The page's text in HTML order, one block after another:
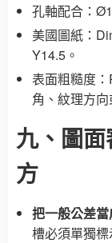
孔軸配合：
美國圖紙：
Y14.5。
表面粗糙度
角、紋理方向
九、圖
方
把一般公差當
槽必須單獨標